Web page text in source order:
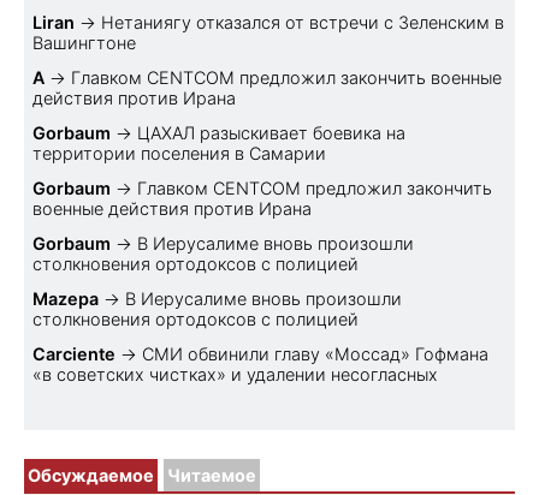
Liran → Нетаниягу отказался от встречи с Зеленским в
Вашингтоне
A → Главком CENTCOM предложил закончить военные
действия против Ирана
Gorbaum → ЦАХАЛ разыскивает боевика на
территории поселения в Самарии
Gorbaum → Главком CENTCOM предложил закончить
военные действия против Ирана
Gorbaum → В Иерусалиме вновь произошли
столкновения ортодоксов с полицией
Mazepa → В Иерусалиме вновь произошли
столкновения ортодоксов с полицией
Carciente → СМИ обвинили главу «Моссад» Гофмана
«в советских чистках» и удалении несогласных
Обсуждаемое Читаемое